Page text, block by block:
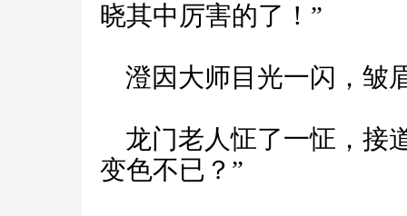
晓其中厉害的了！”
澄因大师目光一闪，皱
龙门老人怔了一怔，接
变色不已？”